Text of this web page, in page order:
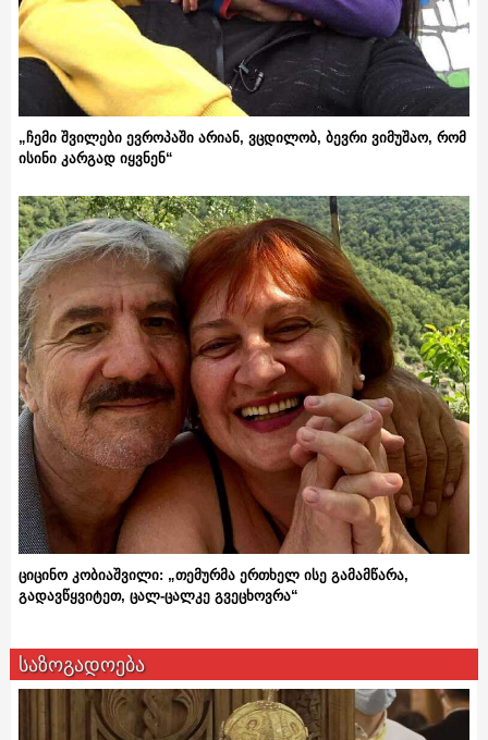
„ჩემი შვილები ევროპაში არიან, ვცდილობ, ბევრი ვიმუშაო, რომ
ისინი კარგად იყვნენ“
ციცინო კობიაშვილი: „თემურმა ერთხელ ისე გამამწარა,
გადავწყვიტეთ, ცალ-ცალკე გვეცხოვრა“
საზოგადოება